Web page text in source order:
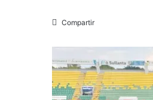
Compartir